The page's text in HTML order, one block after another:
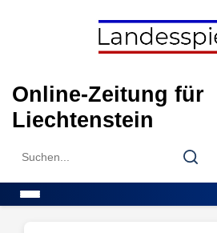
Online-Zeitung für
Liechtenstein
Search
Search